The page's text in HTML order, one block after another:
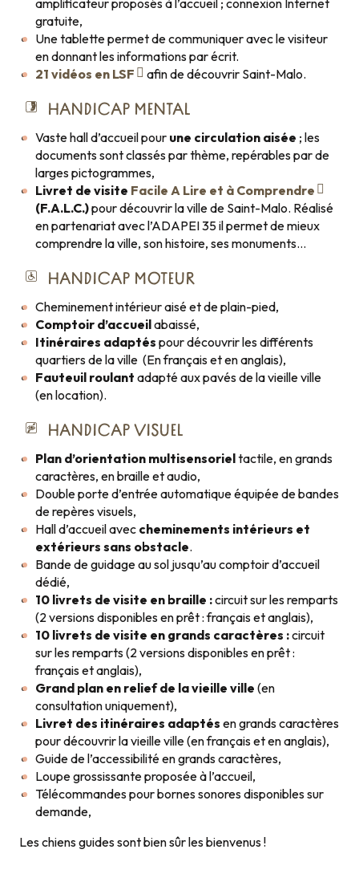
amplificateur proposés à l’accueil ; connexion Internet
gratuite,
Une tablette permet de communiquer avec le visiteur
en donnant les informations par écrit.
21 vidéos en LSF
afin de découvrir Saint-Malo.
HANDICAP MENTAL
Vaste hall d’accueil pour une circulation aisée ; les
documents sont classés par thème, repérables par de
larges pictogrammes,
Livret de visite Facile A Lire et à Comprendre
(F.A.L.C.)pour découvrir la ville de Saint-Malo. Réalisé
en partenariat avec l’ADAPEI 35 il permet de mieux
comprendre la ville, son histoire, ses monuments…
HANDICAP MOTEUR
Cheminement intérieur aisé et de plain-pied,
Comptoir d’accueilabaissé,
Itinéraires adaptés pour découvrir les différents
quartiers de la ville (En français et en anglais),
Fauteuil roulant adapté aux pavés de la vieille ville
(en location).
HANDICAP VISUEL
Plan d’orientation multisensorieltactile, en grands
caractères, en braille et audio,
Double porte d’entrée automatique équipée de bandes
de repères visuels,
Hall d’accueil avec cheminements intérieurs et
extérieurs sans obstacle.
Bande de guidage au sol jusqu’au comptoir d’accueil
dédié,
10 livrets de visite en braille :circuit sur les remparts
(2 versions disponibles en prêt : français et anglais),
10 livrets de visite en grands caractères :circuit
sur les remparts (2 versions disponibles en prêt :
français et anglais),
Grand plan en relief de la vieille ville (en
consultation uniquement),
Livret des itinéraires adaptés en grands caractères
pour découvrir la vieille ville (en français et en anglais),
Guide de l’accessibilité en grands caractères,
Loupe grossissante proposée à l’accueil,
Télécommandes pour bornes sonores disponibles sur
demande,
Les chiens guides sont bien sûr les bienvenus !